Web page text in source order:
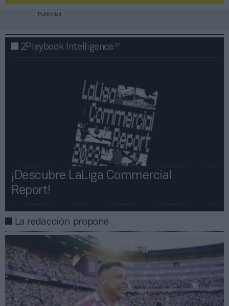
Publicidad
2Playbook Intelligence2P
¡Descubre LaLiga Commercial
Report!​​
La redacción propone